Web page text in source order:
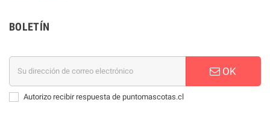
BOLETÍN
OK
Autorizo recibir respuesta de puntomascotas.cl